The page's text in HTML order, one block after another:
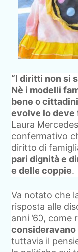
“I diritti non si
Nè i modelli
bene o
evolve lo deve
Laura
confermativo
diritto di
pari dignità e
e delle coppie.
Va notato che
risposta alle
anni ’60, come
tuttavia il